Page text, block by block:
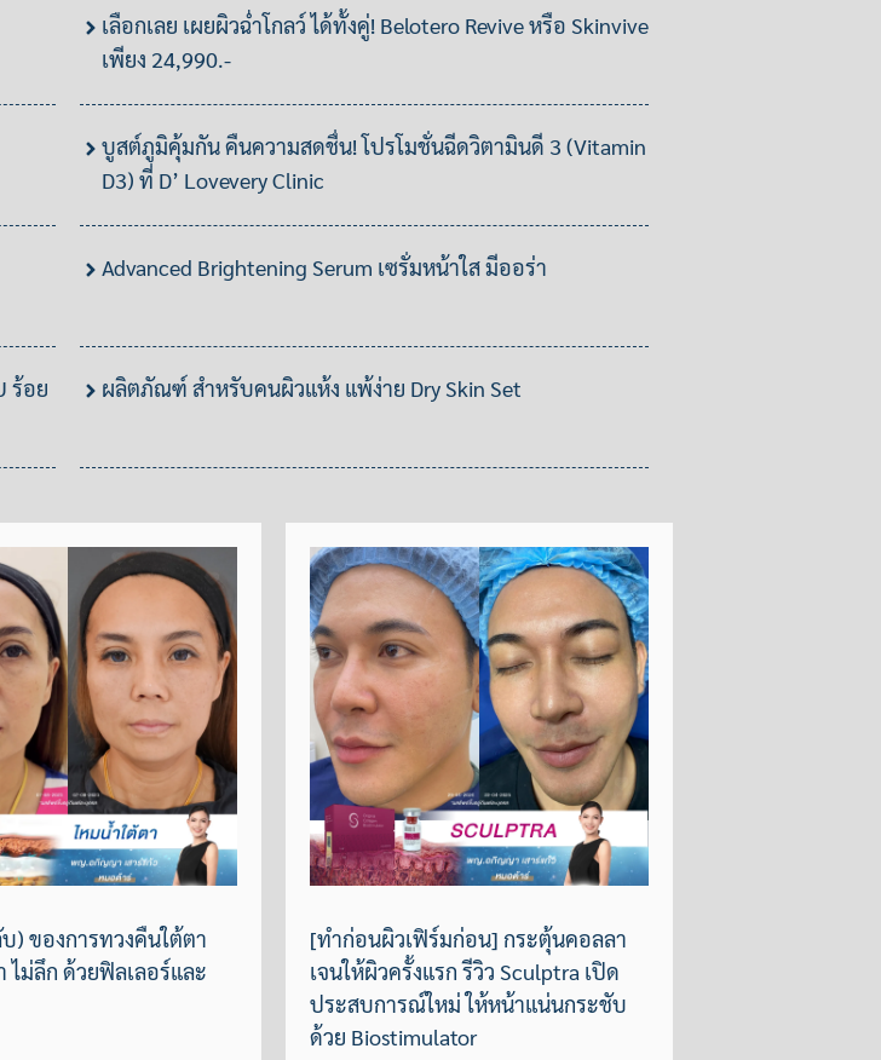
ร้อย
เลือกเลย เผยผิวฉ่ำโกลว์ ได้ทั้งคู่! Belotero Revive หรือ Skinvive
เพียง 24,990.-
บูสต์ภูมิคุ้มกัน คืนความสดชื่น! โปรโมชั่นฉีดวิตามินดี 3 (Vitamin
D3) ที่ D’ Lovevery Clinic
Advanced Brightening Serum เซรั่มหน้าใส มีออร่า
ผลิตภัณฑ์ สำหรับคนผิวแห้ง แพ้ง่าย Dry Skin Set
) ของการทวงคืนใต้ตา
ไม่ลึก ด้วยฟิลเลอร์และ
[ทำก่อนผิวเฟิร์มก่อน] กระตุ้นคอลลา
เจนให้ผิวครั้งแรก รีวิว Sculptra เปิด
ประสบการณ์ใหม่ ให้หน้าแน่นกระชับ
ด้วย Biostimulator